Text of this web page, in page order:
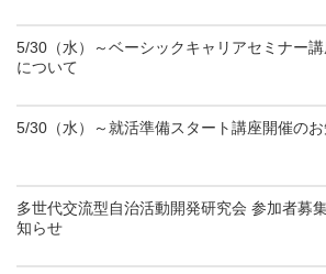
5/30（水）～ベーシックキャリアセミナー
について
5/30（水）～就活準備スタート講座開催の
多世代交流型自治活動開発研究会 参加者募
知らせ